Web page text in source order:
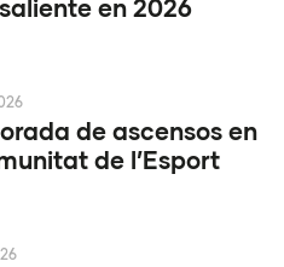
en 2026
de ascensos en
de l’Esport